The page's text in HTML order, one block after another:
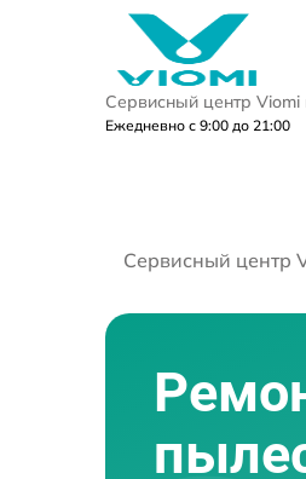
Сервисный центр Viomi
Ежедневно с 9:00 до 21:00
Сервисный центр